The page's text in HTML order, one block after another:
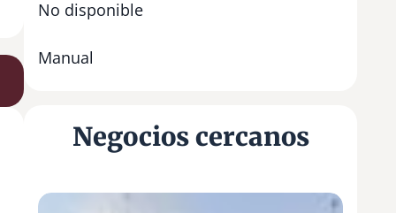
No disponible
Manual
Negocios cercanos
B